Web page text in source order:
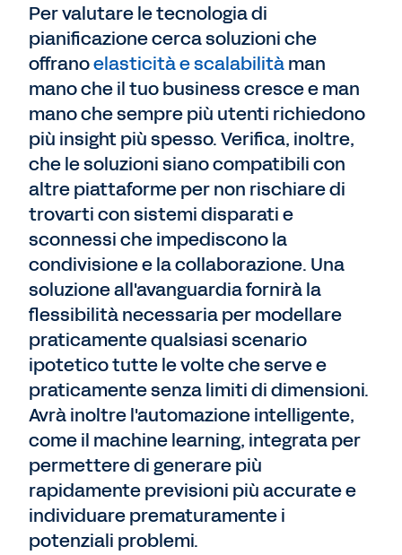
Per valutare le tecnologia di
pianificazione cerca soluzioni che
offranoelasticità e scalabilitàman
mano che il tuo business cresce e man
mano che sempre più utenti richiedono
più insight più spesso. Verifica, inoltre,
che le soluzioni siano compatibili con
altre piattaforme per non rischiare di
trovarti con sistemi disparati e
sconnessi che impediscono la
condivisione e la collaborazione. Una
soluzione all'avanguardia fornirà la
flessibilità necessaria per modellare
praticamente qualsiasi scenario
ipotetico tutte le volte che serve e
praticamente senza limiti di dimensioni.
Avrà inoltre l'automazione intelligente,
come il machine learning, integrata per
permettere di generare più
rapidamente previsioni più accurate e
individuare prematuramente i
potenziali problemi.